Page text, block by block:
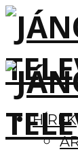
HÍREK